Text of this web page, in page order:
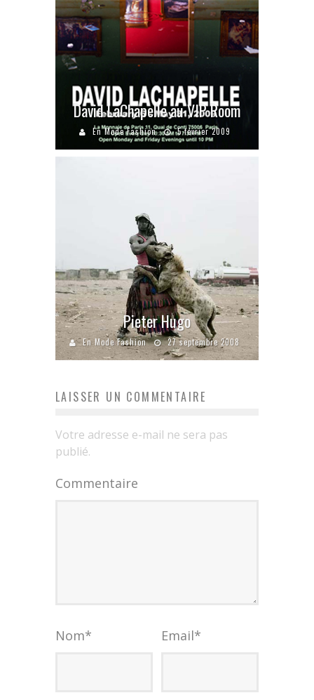
David LaChapelle au VIP Room
En Mode Fashion 5 février 2009
Pieter Hugo
En Mode Fashion 27 septembre 2008
LAISSER UN COMMENTAIRE
Votre adresse e-mail ne sera pas
publié.
Commentaire
Nom* Email*